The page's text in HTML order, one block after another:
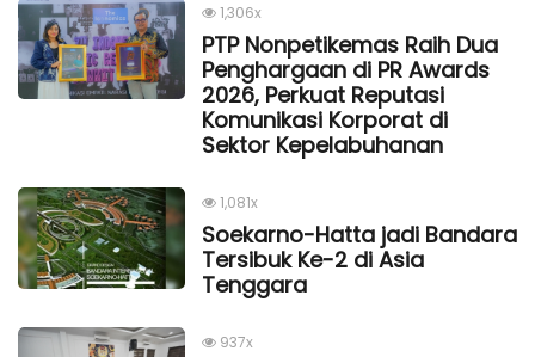
1,306x
PTP Nonpetikemas Raih Dua
Penghargaan di PR Awards
2026, Perkuat Reputasi
Komunikasi Korporat di
Sektor Kepelabuhanan
1,081x
Soekarno-Hatta jadi Bandara
Tersibuk Ke-2 di Asia
Tenggara
937x